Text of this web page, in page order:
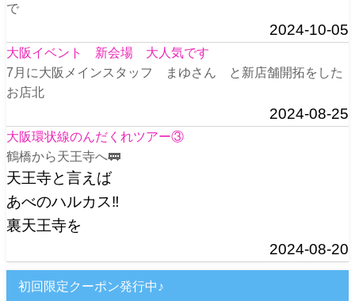
で
2024-10-05
大阪イベント 新会場 大人気です
7月に大阪メインスタッフ まゆさん と新店舗開拓をした
お店北
2024-08-25
大阪環状線のんだくれツアー③
鶴橋から天王寺へ🚃
天王寺と言えば
あべのハルカス‼️
裏天王寺を
2024-08-20
初回限定クーポン発行中♪